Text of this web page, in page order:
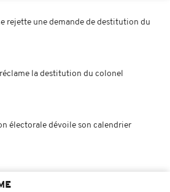
rejette une demande de destitution du
la destitution du colonel
électorale dévoile son calendrier